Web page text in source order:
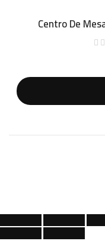
Centro De